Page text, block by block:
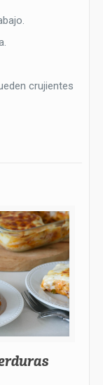
crujientes